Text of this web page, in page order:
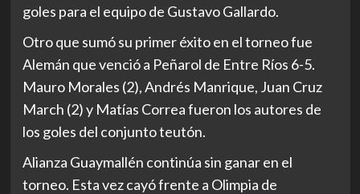
goles para el equipo de Gustavo Gallardo.
Otro que sumó su primer éxito en el torneo fue
Alemán que venció a Peñarol de Entre Ríos 6-5.
Mauro Morales (2), Andrés Manrique, Juan Cruz
March (2) y Matías Correa fueron los autores de
los goles del conjunto teutón.
Alianza Guaymallén continúa sin ganar en el
torneo. Esta vez cayó frente a Olimpia de